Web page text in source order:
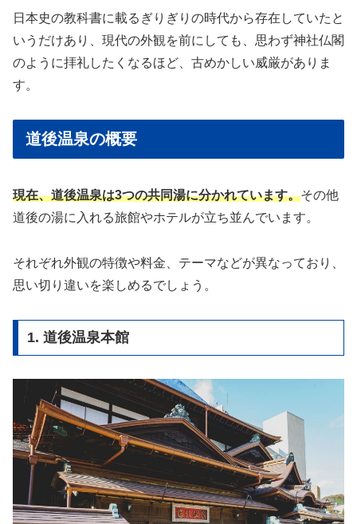
日本史の教科書に載るぎりぎりの時代から存在していたと
いうだけあり、現代の外観を前にしても、思わず神社仏閣
のように拝礼したくなるほど、古めかしい威厳がありま
す。
道後温泉の概要
現在、道後温泉は3つの共同湯に分かれています。その他
道後の湯に入れる旅館やホテルが立ち並んでいます。
それぞれ外観の特徴や料金、テーマなどが異なっており、
思い切り違いを楽しめるでしょう。
1. 道後温泉本館